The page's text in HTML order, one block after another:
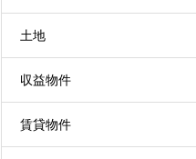
土地
収益物件
賃貸物件